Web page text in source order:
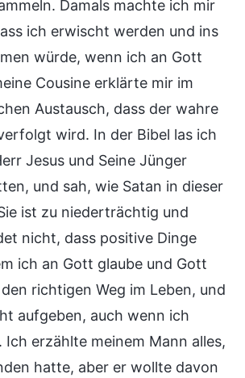
Damals machte ich mir
ich erwischt werden und ins
würde, wenn ich an Gott
Cousine erklärte mir im
Austausch, dass der wahre
wird. In der Bibel las ich
Jesus und Seine Jünger
und sah, wie Satan in dieser
ist zu niederträchtig und
nicht, dass positive Dinge
ich an Gott glaube und Gott
richtigen Weg im Leben, und
aufgeben, auch wenn ich
erzählte meinem Mann alles,
hatte, aber er wollte davon